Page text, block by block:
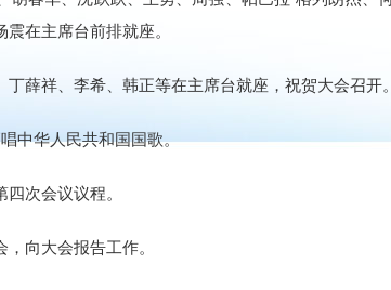
在主席台前排就座。
薛祥、李希、韩正等在主席台就座，祝贺大会召开。
中华人民共和国国歌。
次会议议程。
向大会报告工作。